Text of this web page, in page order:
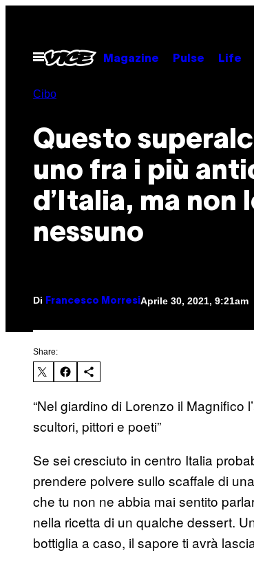
contenuto
Apri
Magazine Pulse Life
Cibo
Questo
uno fra i più
d’Italia, ma non
nessuno
Di Francesco Morresi Aprile 30, 2021, 9:21am
Share:
“Nel giardino di Lorenzo il Magnifico
scultori, pittori e poeti”
Se sei cresciuto in centro Italia
prendere polvere sullo scaffale di
che tu non ne abbia mai sentito
nella ricetta di un qualche dessert.
bottiglia a caso, il sapore ti avrà